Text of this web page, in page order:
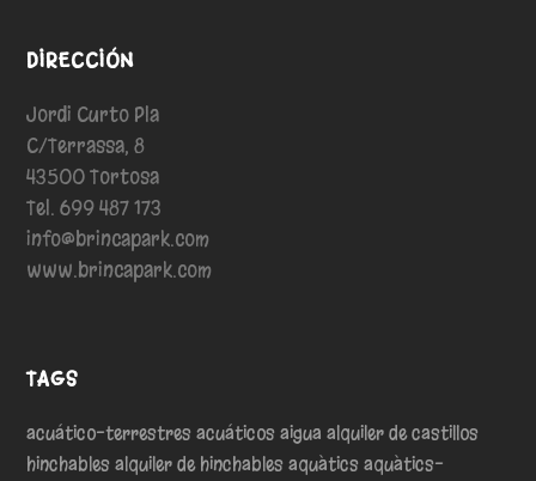
DIRECCIÓN
Jordi Curto Pla
C/Terrassa, 8
43500 Tortosa
Tel. 699 487 173
info@brincapark.com
www.brincapark.com
TAGS
acuático-terrestres acuáticos aigua alquiler de castillos
hinchables alquiler de hinchables aquàtics aquàtics-